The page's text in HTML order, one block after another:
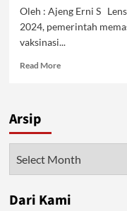
Oleh : Ajeng Erni S
2024, pemerintah
vaksinasi...
Read MoreRead
Berbayar,
Di
Negara
Arsip
Dari Kami